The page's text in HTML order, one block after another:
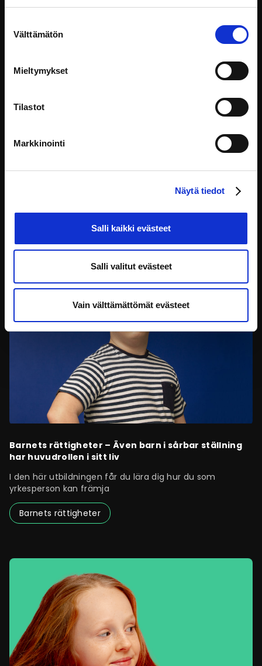
valinta
Välttämätön
Mieltymykset
Tilastot
Markkinointi
Näytä tiedot
Salli kaikki evästeet
Salli valitut evästeet
Vain välttämättömät evästeet
Barnets rättigheter
Barnets rättigheter – Även barn i sårbar ställning
har huvudrollen i sitt liv
I den här utbildningen får du lära dig hur du som
yrkesperson kan främja
Barnets rättigheter